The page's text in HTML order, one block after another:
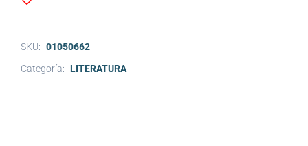
SKU: 01050662
Categoría: LITERATURA